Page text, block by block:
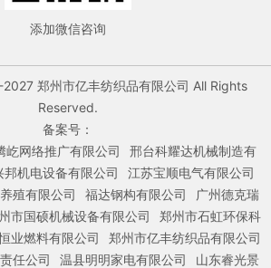
添加微信咨询
郑州市亿丰纺织品有限公司 All Rights
Reserved.
备案号：
屹网络推广有限公司
邢台科耀达机械制造有
邦机电设备有限公司
江苏宝顺电气有限公司
殖有限公司
福达钢构有限公司
广州德克瑞
市国硕机械设备有限公司
郑州市石虹环保科
业燃料有限公司
郑州市亿丰纺织品有限公司
任公司
温县明明家电有限公司
山东睿光景